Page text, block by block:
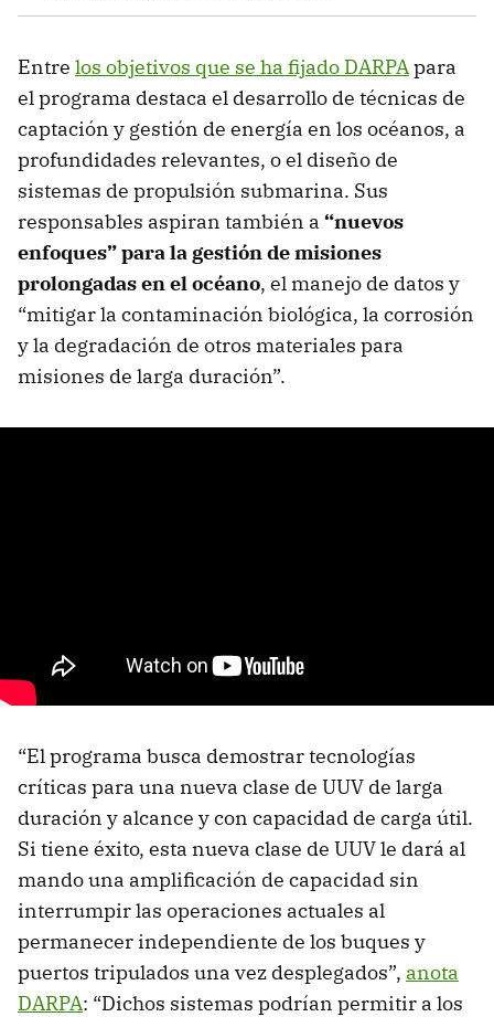
Entre los objetivos que se ha fijado DARPA para
el programa destaca el desarrollo de técnicas de
captación y gestión de energía en los océanos, a
profundidades relevantes, o el diseño de
sistemas de propulsión submarina. Sus
responsables aspiran también a “nuevos
enfoques” para la gestión de misiones
prolongadas en el océano, el manejo de datos y
“mitigar la contaminación biológica, la corrosión
y la degradación de otros materiales para
misiones de larga duración”.
“El programa busca demostrar tecnologías
críticas para una nueva clase de UUV de larga
duración y alcance y con capacidad de carga útil.
Si tiene éxito, esta nueva clase de UUV le dará al
mando una amplificación de capacidad sin
interrumpir las operaciones actuales al
permanecer independiente de los buques y
puertos tripulados una vez desplegados”, anota
DARPA: “Dichos sistemas podrían permitir a los